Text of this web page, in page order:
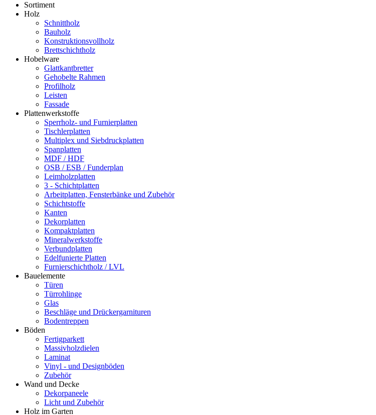
Sortiment
Holz
Schnittholz
Bauholz
Konstruktionsvollholz
Brettschichtholz
Hobelware
Glattkantbretter
Gehobelte Rahmen
Profilholz
Leisten
Fassade
Plattenwerkstoffe
Sperrholz- und Furnierplatten
Tischlerplatten
Multiplex und Siebdruckplatten
Spanplatten
MDF / HDF
OSB / ESB / Funderplan
Leimholzplatten
3 - Schichtplatten
Arbeitplatten, Fensterbänke und Zubehör
Schichtstoffe
Kanten
Dekorplatten
Kompaktplatten
Mineralwerkstoffe
Verbundplatten
Edelfunierte Platten
Furnierschichtholz / LVL
Bauelemente
Türen
Türrohlinge
Glas
Beschläge und Drückergarnituren
Bodentreppen
Böden
Fertigparkett
Massivholzdielen
Laminat
Vinyl - und Designböden
Zubehör
Wand und Decke
Dekorpaneele
Licht und Zubehör
Holz im Garten